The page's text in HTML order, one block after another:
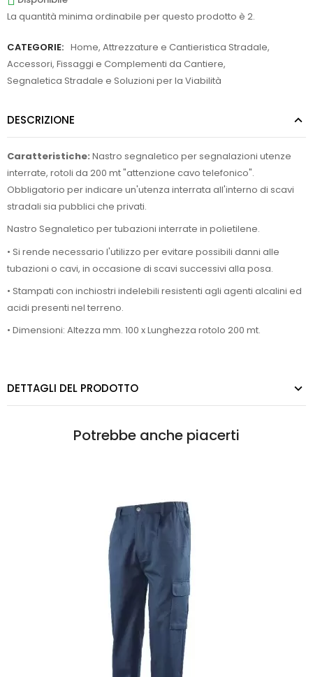
La quantità minima ordinabile per questo prodotto è 2.
CATEGORIE: Home, Attrezzature e Cantieristica Stradale,
Accessori, Fissaggi e Complementi da Cantiere,
Segnaletica Stradale e Soluzioni per la Viabilità
DESCRIZIONE
Caratteristiche: Nastro segnaletico per segnalazioni utenze
interrate, rotoli da 200 mt "attenzione cavo telefonico".
Obbligatorio per indicare un'utenza interrata all'interno di scavi
stradali sia pubblici che privati.
Nastro Segnaletico per tubazioni interrate in polietilene.
• Si rende necessario l'utilizzo per evitare possibili danni alle
tubazioni o cavi, in occasione di scavi successivi alla posa.
• Stampati con inchiostri indelebili resistenti agli agenti alcalini ed
acidi presenti nel terreno.
• Dimensioni: Altezza mm. 100 x Lunghezza rotolo 200 mt.
DETTAGLI DEL PRODOTTO
Potrebbe anche piacerti